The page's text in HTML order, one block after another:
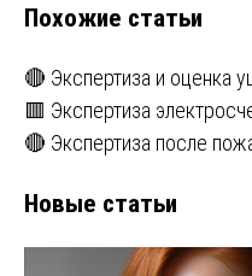
Похожие статьи
🔴 Экспертиза и оценка
🟥 Экспертиза
🔴 Экспертиза после
Новые статьи